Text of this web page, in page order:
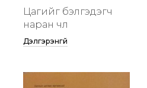
Цагийг бэлгэдэгч
наран чөлөө
Дэлгэрэнгүй